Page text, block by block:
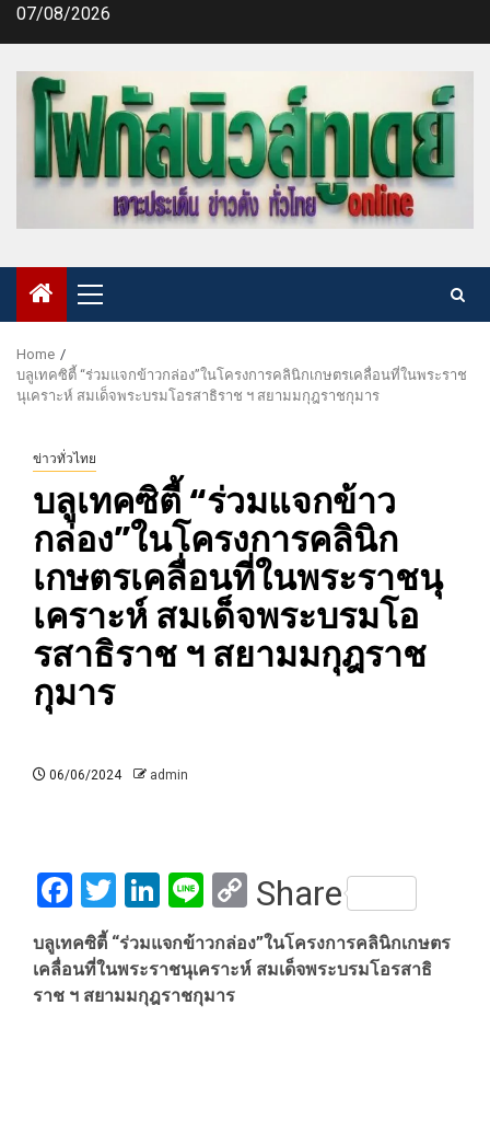
Skip07/08/2026
Primary
Menu
Home
บลูเทคซิตี้ “ร่วมแจกข้าวกล่อง”ในโครงการคลินิกเกษตรเคลื่อนที่ในพระราช
นุเคราะห์ สมเด็จพระบรมโอรสาธิราช ฯ สยามมกุฎราชกุมาร
ข่าวทั่วไทย
บลูเทคซิตี้ “ร่วมแจกข้าว
กล่อง”ในโครงการคลินิก
เกษตรเคลื่อนที่ในพระราชนุ
เคราะห์ สมเด็จพระบรมโอ
รสาธิราช ฯ สยามมกุฎราช
กุมาร
06/06/2024 admin
Facebook
Twitter
LinkedIn
LineCopy
Link
Share
บลูเทคซิตี้ “ร่วมแจกข้าวกล่อง”ในโครงการคลินิกเกษตร
เคลื่อนที่ในพระราชนุเคราะห์ สมเด็จพระบรมโอรสาธิ
ราช ฯ สยามมกุฎราชกุมาร